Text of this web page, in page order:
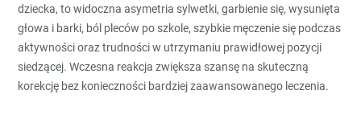
dziecka, to widoczna asymetria sylwetki, garbienie się, wysunięta
głowa i barki, ból pleców po szkole, szybkie męczenie się podczas
aktywności oraz trudności w utrzymaniu prawidłowej pozycji
siedzącej. Wczesna reakcja zwiększa szansę na skuteczną
korekcję bez konieczności bardziej zaawansowanego leczenia.